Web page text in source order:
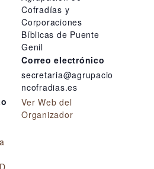
Cofradías y
Corporaciones
Bíblicas de Puente
Genil
Correo electrónico
secretaria@agrupacio
ncofradias.es
Ver Web del
Organizador